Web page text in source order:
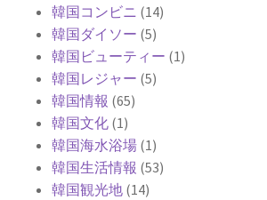
韓国コンビニ (14)
韓国ダイソー (5)
韓国ビューティー (1)
韓国レジャー (5)
韓国情報 (65)
韓国文化 (1)
韓国海水浴場 (1)
韓国生活情報 (53)
韓国観光地 (14)